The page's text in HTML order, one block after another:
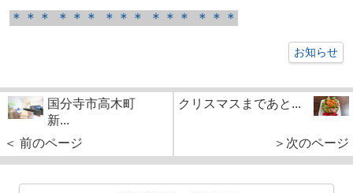
＊＊＊ ＊＊＊ ＊＊＊ ＊＊＊ ＊＊＊
お知らせ
国分寺市高木町
新...
＜ 前のページ
クリスマスまであと...
＞次のページ